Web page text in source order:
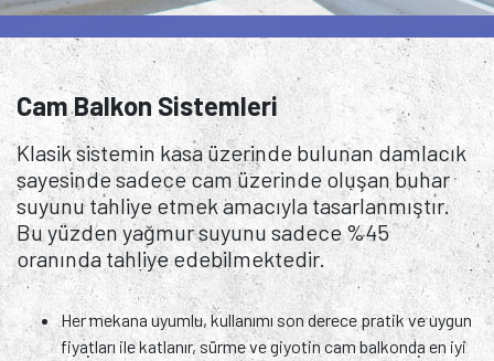
Cam Balkon Sistemleri
Klasik sistemin kasa üzerinde bulunan damlacık
sayesinde sadece cam üzerinde oluşan buhar
suyunu tahliye etmek amacıyla tasarlanmıştır.
Bu yüzden yağmur suyunu sadece %45
oranında tahliye edebilmektedir.
Her mekana uyumlu, kullanımı son derece pratik ve uygun
fiyatları ile katlanır, sürme ve giyotin cam balkonda en iyi